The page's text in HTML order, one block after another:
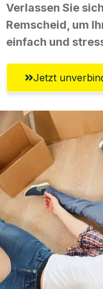
Verlassen Sie
Remscheid, um
einfach und
Jetzt